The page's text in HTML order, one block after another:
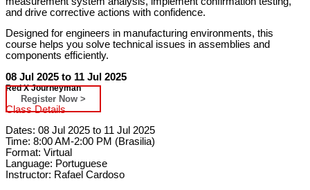
and drive corrective actions with confidence.
Designed for engineers in manufacturing environments, this
course helps you solve technical issues in assemblies and
components efficiently.
08 Jul 2025 to 11 Jul 2025
Red X Journeyman
Register Now >
Class Details
Dates: 08 Jul 2025 to 11 Jul 2025
Time: 8:00 AM-2:00 PM (Brasilia)
Format: Virtual
Language: Portuguese
Instructor: Rafael Cardoso